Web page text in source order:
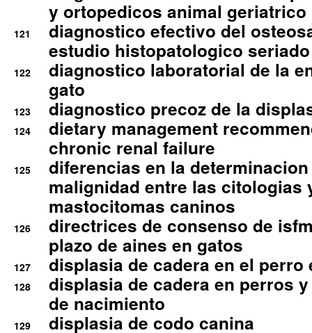
y ortopedicos animal geriatrico
121
diagnostico efectivo del
estudio histopatologico seriado
122
diagnostico laboratorial de la
gato
123 diagnostico precoz de la
124
dietary management
chronic renal failure
125
diferencias en la
malignidad entre las citologias
mastocitomas caninos
126
directrices de consenso de
plazo de aines en gatos
127 displasia de cadera en el perro
128
displasia de cadera en perros
de nacimiento
129 displasia de codo canina